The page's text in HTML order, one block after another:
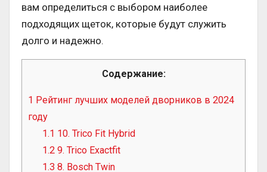
вам определиться с выбором наиболее
подходящих щеток, которые будут служить
долго и надежно.
Содержание:
1 Рейтинг лучших моделей дворников в 2024
году
1.1 10. Trico Fit Hybrid
1.2 9. Trico Exactfit
1.3 8. Bosch Twin